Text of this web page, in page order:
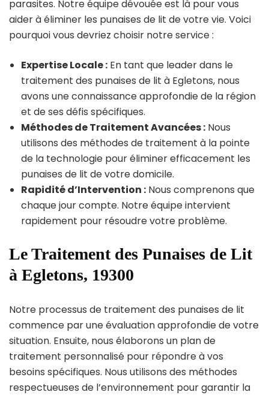
parasites. Notre équipe dévouée est là pour vous
aider à éliminer les punaises de lit de votre vie. Voici
pourquoi vous devriez choisir notre service :
Expertise Locale : En tant que leader dans le
traitement des punaises de lit à Egletons, nous
avons une connaissance approfondie de la région
et de ses défis spécifiques.
Méthodes de Traitement Avancées : Nous
utilisons des méthodes de traitement à la pointe
de la technologie pour éliminer efficacement les
punaises de lit de votre domicile.
Rapidité d’Intervention : Nous comprenons que
chaque jour compte. Notre équipe intervient
rapidement pour résoudre votre problème.
Le Traitement des Punaises de Lit
à Egletons, 19300
Notre processus de traitement des punaises de lit
commence par une évaluation approfondie de votre
situation. Ensuite, nous élaborons un plan de
traitement personnalisé pour répondre à vos
besoins spécifiques. Nous utilisons des méthodes
respectueuses de l’environnement pour garantir la